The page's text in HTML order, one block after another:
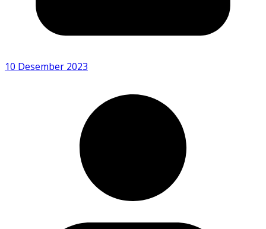
10 Desember 2023